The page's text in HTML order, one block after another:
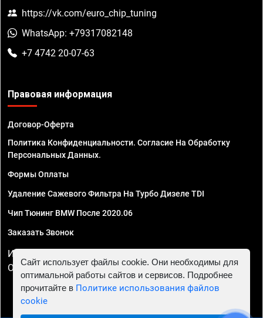
https://vk.com/euro_chip_tuning
WhatsApp: +79317082148
+7 4742 20-07-63
Правовая информация
Договор-Оферта
Политика Конфиденциальности. Согласие На Обработку
Персональных Данных.
Формы Оплаты
Удаление Сажевого Фильтра На Турбо Дизеле TDI
Чип Тюнинг BMW После 2020.06
Заказать Звонок
ИП Смирнов Георгий Павлович. ИНН 781302555843,
ОГРНИП 324470400032610
Сайт использует файлы cookie. Они необходимы для
оптимальной работы сайтов и сервисов. Подробнее
прочитайте в Политике использования файлов
cookie